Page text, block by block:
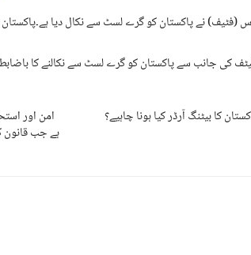
(فٹیف) نے پاکستان کو گرے لسٹ سے نکال دیا ہے۔پاکستان
کی جانب سے پاکستان کو گرے لسٹ سے نکالنے کا باضابطہ
امن اور
ہے جب قانون
کا بیٹنگ آرڈر کیا ہونا چاہیے؟